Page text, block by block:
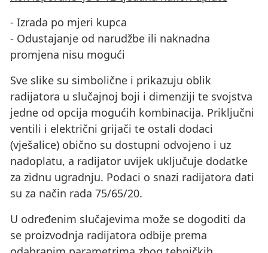
- Izrada po mjeri kupca
- Odustajanje od narudžbe ili naknadna
promjena nisu mogući
Sve slike su simbolične i prikazuju oblik
radijatora u slučajnoj boji i dimenziji te svojstva
jedne od opcija mogućih kombinacija. Priključni
ventili i električni grijači te ostali dodaci
(vješalice) obično su dostupni odvojeno i uz
nadoplatu, a radijator uvijek uključuje dodatke
za zidnu ugradnju. Podaci o snazi ​​radijatora dati
su za način rada 75/65/20.
U određenim slučajevima može se dogoditi da
se proizvodnja radijatora odbije prema